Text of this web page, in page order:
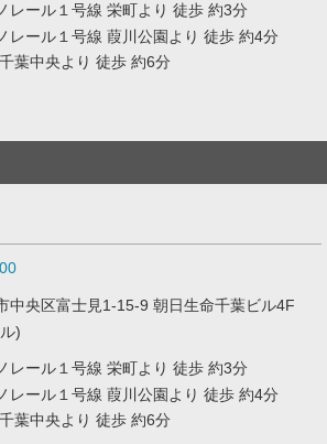
レール１号線 栄町より 徒歩 約3分
レール１号線 葭川公園より 徒歩 約4分
葉中央より 徒歩 約6分
中央区富士見1-15-9 朝日生命千葉ビル4F
)
レール１号線 栄町より 徒歩 約3分
レール１号線 葭川公園より 徒歩 約4分
葉中央より 徒歩 約6分